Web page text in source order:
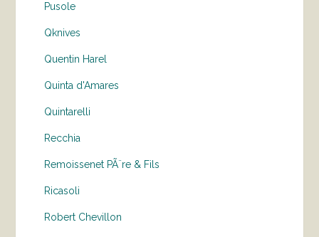
Pusole
Qknives
Quentin Harel
Quinta d'Amares
Quintarelli
Recchia
Remoissenet PÃ¨re & Fils
Ricasoli
Robert Chevillon